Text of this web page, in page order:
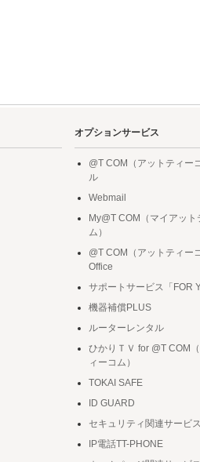
オプションサービス
@T COM（アットティー
ル
Webmail
My@T COM（マイアット
ム）
@T COM（アットティー
Office
サポートサービス「FOR
機器補償PLUS
ルーターレンタル
ひかりＴＶ for @T COM
ィーコム）
TOKAI SAFE
ID GUARD
セキュリティ関連サービス
IP電話TT-PHONE